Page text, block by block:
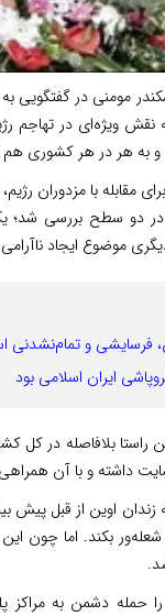
مومنی در گفتگویی
ویژه‌ای در تهاجم
و به هر در هر
مقابله با مزدوران
دو سطح بررسی شد؛
موضوع ایجاد
فرسایشی و تمام‌نشدنی
ایران اسلامی بود
راستا بلافاصله در
داشته و با آن
اوین از قبل پیش
شعله‌ور بکند. اما چون
حمله دشمن به